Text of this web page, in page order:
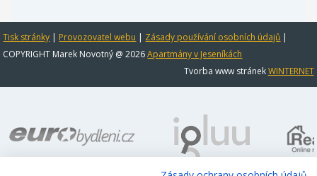
Tisk stránky | Provozovatel webu | Zásady používání osobních údajů |
COPYRIGHT Marek Novotný @ 2026Apartmány v Jeseníkách
Tvorba www stránekWINTERNET